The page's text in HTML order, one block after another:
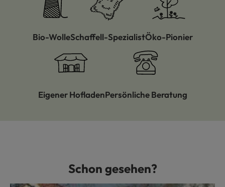
Bio-WolleSchaffell-SpezialistÖko-Pionier
Eigener HofladenPersönliche Beratung
Produktgalerie überspringenSchon gesehen?